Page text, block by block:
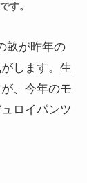
す。
畝が昨年の
します。生
、今年のモ
ロイパンツ